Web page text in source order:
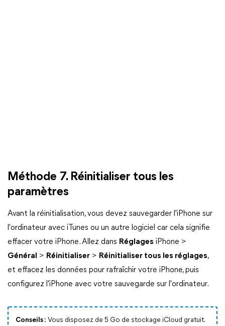
Méthode 7. Réinitialiser tous les
paramètres
Avant la réinitialisation, vous devez sauvegarder l'iPhone sur
l'ordinateur avec iTunes ou un autre logiciel car cela signifie
effacer votre iPhone. Allez dans Réglages iPhone >
Général
> Réinitialiser > Réinitialiser tous les réglages,
et effacez les données pour rafraîchir votre iPhone, puis
configurez l'iPhone avec votre sauvegarde sur l'ordinateur.
Conseils : Vous disposez de 5 Go de stockage iCloud gratuit.